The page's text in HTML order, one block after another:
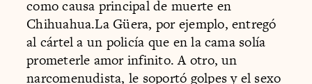
como causa principal de muerte en
Chihuahua.La Güera, por ejemplo, entregó
al cártel a un policía que en la cama solía
prometerle amor infinito. A otro, un
narcomenudista, le soportó golpes y el sexo